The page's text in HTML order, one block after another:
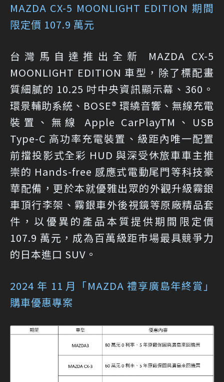
MAZDA CX-5 MOONLIGHT EDITION 期間
限定價 107.9 萬元
台灣馬自達推出全新 MAZDA CX-5
MOONLIGHT EDITION 車型，除了標配畫
質細膩的 10.25 吋中央資訊顯示幕、360。
環景輔助系統、BOSE® 環繞音響、無線充電
裝置、無線 Apple CarPlayTM、USB
Type-C 高功率充電裝置、級距內唯一配置
前擋投影式全彩 HUD 與深受休旅車車主推
崇的 Hands-free 感應式電動尾門等科技豪
華配備，更於本就優雅出眾的外觀升級霧銀
車頂行李架、霧銀車外後視鏡等原廠精品套
件，以優異的產品本質提供期間限定價
107.9 萬元，成為百萬級距市場最具競爭力
的日本進口 SUV。
2024 年 11 月「MAZDA 禮享廣島年終賞」
購車優惠專案